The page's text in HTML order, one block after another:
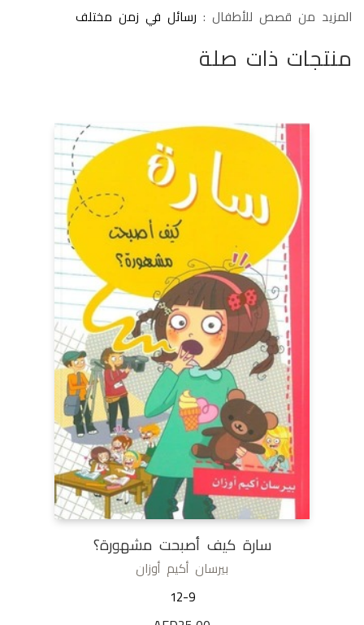
المزيد من قصص للأطفال : رسائل في زمن مختلف
منتجات ذات صلة
سارة كيف أصبحت مشهورة؟
بيرسان أكيم أوزان
12-9